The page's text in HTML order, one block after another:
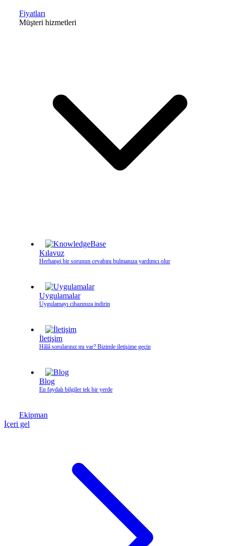
Fiyatları
Müşteri hizmetleri
Kılavuz
Herhangi bir sorunun cevabını bulmanıza yardımcı olur
Uygulamalar
Uygulamayı cihazınıza indirin
İletişim
Hâlâ sorularınız mı var? Bizimle iletişime geçin
Blog
En faydalı bilgiler tek bir yerde
Ekipman
İçeri gel